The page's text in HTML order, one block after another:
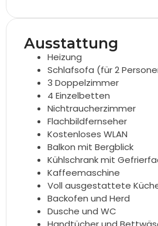
Ausstattung
Heizung
Schlafsofa (für 2
3 Doppelzimmer
4 Einzelbetten
Nichtraucherzimmer
Flachbildfernseher
Kostenloses WLAN
Balkon mit Bergblick
Kühlschrank mit
Kaffeemaschine
Voll ausgestattete
Backofen und Herd
Dusche und WC